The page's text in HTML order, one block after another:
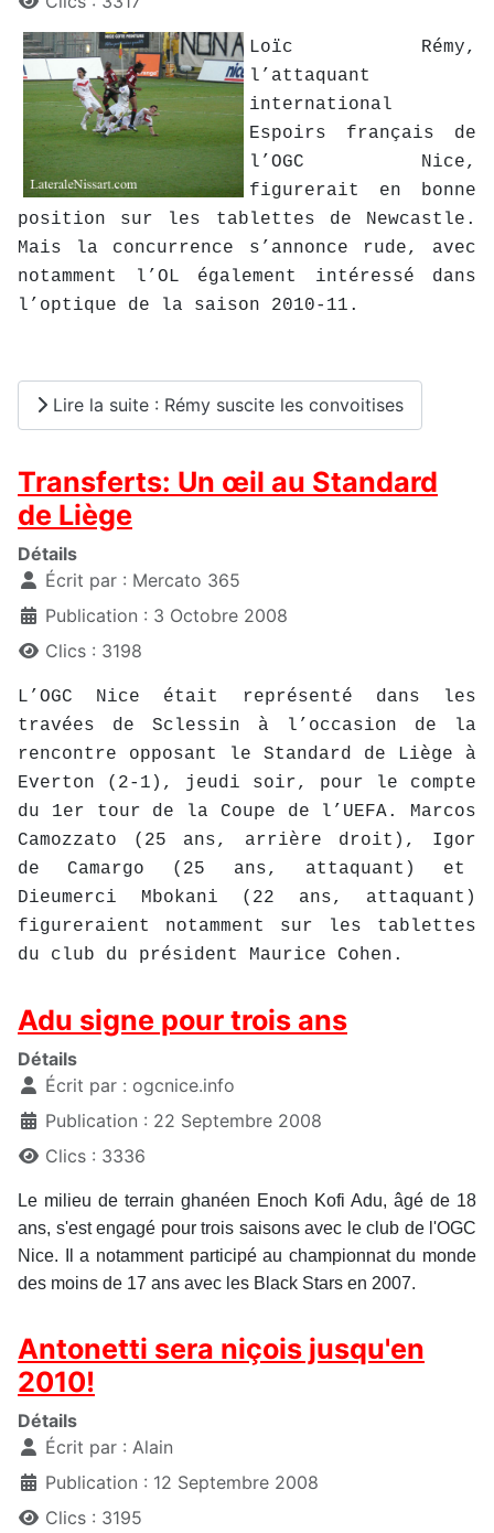
Loïc Rémy,
l’attaquant
international
Espoirs français de
l’OGC Nice,
figurerait en bonne
position sur les tablettes de Newcastle.
Mais la concurrence s’annonce rude, avec
notamment l’OL également intéressé dans
l’optique de la saison 2010-11.
Lire la suite : Rémy suscite les convoitises
Transferts: Un œil au Standard
de Liège
Détails
Écrit par : Mercato 365
Publication : 3 Octobre 2008
Clics : 3198
L’OGC Nice était représenté dans les
travées de Sclessin à l’occasion de la
rencontre opposant le Standard de Liège à
Everton (2-1), jeudi soir, pour le compte
du 1er tour de la Coupe de l’UEFA. Marcos
Camozzato (25 ans, arrière droit), Igor
de Camargo (25 ans, attaquant) et
Dieumerci Mbokani (22 ans, attaquant)
figureraient notamment sur les tablettes
du club du président Maurice Cohen.
Adu signe pour trois ans
Détails
Écrit par : ogcnice.info
Publication : 22 Septembre 2008
Clics : 3336
Le milieu de terrain ghanéen Enoch Kofi Adu, âgé de 18
ans, s'est engagé pour trois saisons avec le club de l'OGC
Nice. Il a notamment participé au championnat du monde
des moins de 17 ans avec les Black Stars en 2007.
Antonetti sera niçois jusqu'en
2010!
Détails
Écrit par : Alain
Publication : 12 Septembre 2008
Clics : 3195